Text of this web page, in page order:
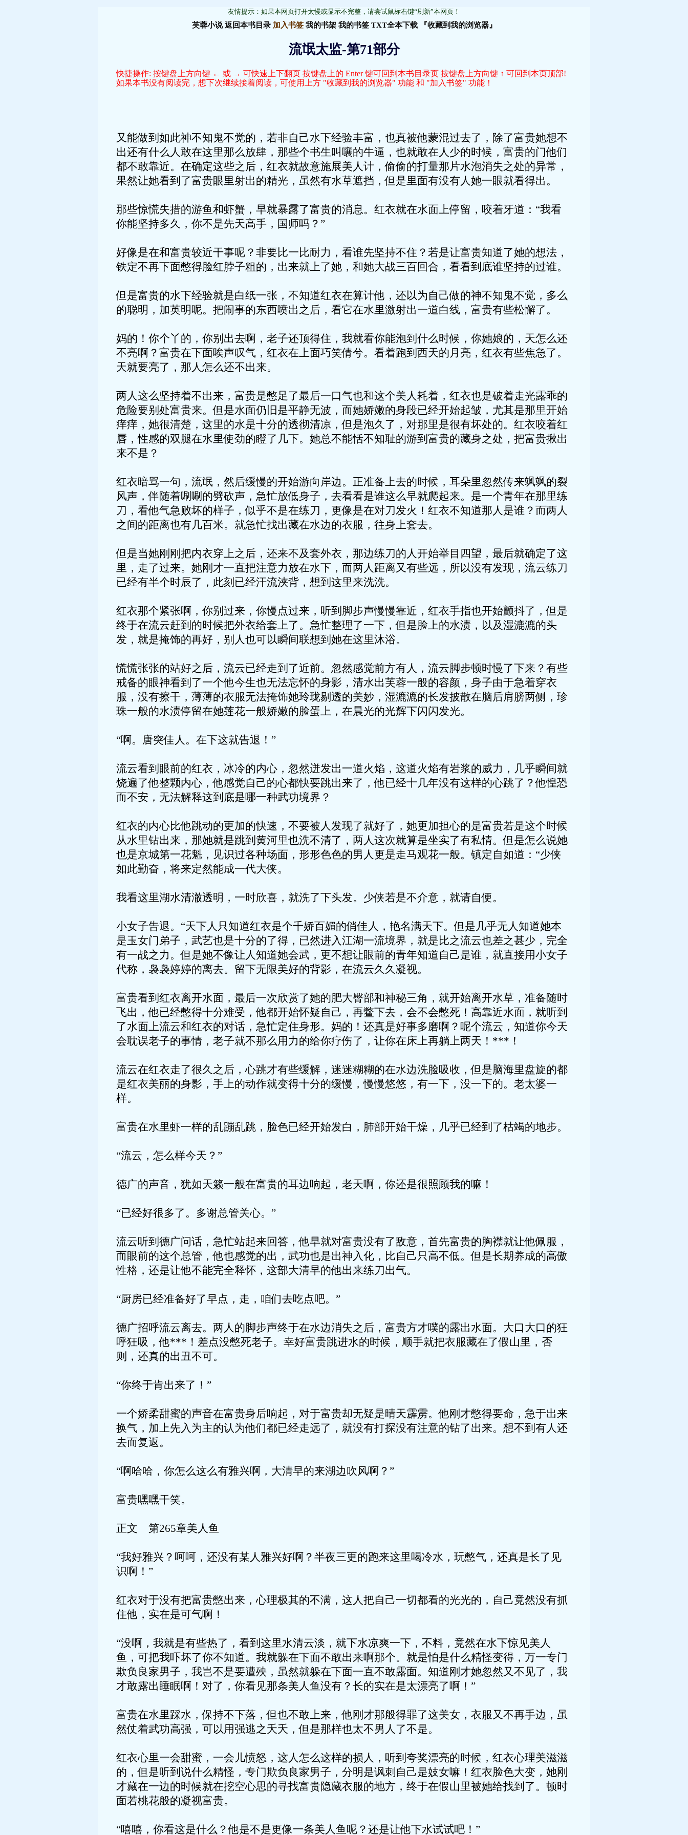
友情提示：如果本网页打开太慢或显示不完整，请尝试鼠标右键“刷新”本网页！
芙蓉小说 返回本书目录 加入书签 我的书架 我的书签 TXT全本下载 『收藏到我的浏览器』
流氓太监-第71部分
快捷操作: 按键盘上方向键 ← 或 → 可快速上下翻页 按键盘上的 Enter 键可回到本书目录页 按键盘上方向键 ↑ 可回到本页顶部!
如果本书没有阅读完，想下次继续接着阅读，可使用上方 "收藏到我的浏览器" 功能 和 "加入书签" 功能！
又能做到如此神不知鬼不觉的，若非自己水下经验丰富，也真被他蒙混过去了，除了富贵她想不
出还有什么人敢在这里那么放肆，那些个书生叫嚷的牛逼，也就敢在人少的时候，富贵的门他们
都不敢靠近。在确定这些之后，红衣就故意施展美人计，偷偷的打量那片水泡消失之处的异常，
果然让她看到了富贵眼里射出的精光，虽然有水草遮挡，但是里面有没有人她一眼就看得出。
那些惊慌失措的游鱼和虾蟹，早就暴露了富贵的消息。红衣就在水面上停留，咬着牙道：“我看
你能坚持多久，你不是先天高手，国师吗？”
好像是在和富贵较近干事呢？非要比一比耐力，看谁先坚持不住？若是让富贵知道了她的想法，
铁定不再下面憋得脸红脖子粗的，出来就上了她，和她大战三百回合，看看到底谁坚持的过谁。
但是富贵的水下经验就是白纸一张，不知道红衣在算计他，还以为自己做的神不知鬼不觉，多么
的聪明，加英明呢。把闹事的东西喷出之后，看它在水里激射出一道白线，富贵有些松懈了。
妈的！你个丫的，你别出去啊，老子还顶得住，我就看你能泡到什么时候，你她娘的，天怎么还
不亮啊？富贵在下面唉声叹气，红衣在上面巧笑倩兮。看着跑到西天的月亮，红衣有些焦急了。
天就要亮了，那人怎么还不出来。
两人这么坚持着不出来，富贵是憋足了最后一口气也和这个美人耗着，红衣也是破着走光露乖的
危险要别处富贵来。但是水面仍旧是平静无波，而她娇嫩的身段已经开始起皱，尤其是那里开始
痒痒，她很清楚，这里的水是十分的透彻清凉，但是泡久了，对那里是很有坏处的。红衣咬着红
唇，性感的双腿在水里使劲的瞪了几下。她总不能恬不知耻的游到富贵的藏身之处，把富贵揪出
来不是？
红衣暗骂一句，流氓，然后缓慢的开始游向岸边。正准备上去的时候，耳朵里忽然传来飒飒的裂
风声，伴随着唰唰的劈砍声，急忙放低身子，去看看是谁这么早就爬起来。是一个青年在那里练
刀，看他气急败坏的样子，似乎不是在练刀，更像是在对刀发火！红衣不知道那人是谁？而两人
之间的距离也有几百米。就急忙找出藏在水边的衣服，往身上套去。
但是当她刚刚把内衣穿上之后，还来不及套外衣，那边练刀的人开始举目四望，最后就确定了这
里，走了过来。她刚才一直把注意力放在水下，而两人距离又有些远，所以没有发现，流云练刀
已经有半个时辰了，此刻已经汗流浃背，想到这里来洗洗。
红衣那个紧张啊，你别过来，你慢点过来，听到脚步声慢慢靠近，红衣手指也开始颤抖了，但是
终于在流云赶到的时候把外衣给套上了。急忙整理了一下，但是脸上的水渍，以及湿漉漉的头
发，就是掩饰的再好，别人也可以瞬间联想到她在这里沐浴。
慌慌张张的站好之后，流云已经走到了近前。忽然感觉前方有人，流云脚步顿时慢了下来？有些
戒备的眼神看到了一个他今生也无法忘怀的身影，清水出芙蓉一般的容颜，身子由于急着穿衣
服，没有擦干，薄薄的衣服无法掩饰她玲珑剔透的美妙，湿漉漉的长发披散在脑后肩膀两侧，珍
珠一般的水渍停留在她莲花一般娇嫩的脸蛋上，在晨光的光辉下闪闪发光。
“啊。唐突佳人。在下这就告退！”
流云看到眼前的红衣，冰冷的内心，忽然迸发出一道火焰，这道火焰有岩浆的威力，几乎瞬间就
烧遍了他整颗内心，他感觉自己的心都快要跳出来了，他已经十几年没有这样的心跳了？他惶恐
而不安，无法解释这到底是哪一种武功境界？
红衣的内心比他跳动的更加的快速，不要被人发现了就好了，她更加担心的是富贵若是这个时候
从水里钻出来，那她就是跳到黄河里也洗不清了，两人这次就算是坐实了有私情。但是怎么说她
也是京城第一花魁，见识过各种场面，形形色色的男人更是走马观花一般。镇定自如道：“少侠
如此勤奋，将来定然能成一代大侠。
我看这里湖水清澈透明，一时欣喜，就洗了下头发。少侠若是不介意，就请自便。
小女子告退。“天下人只知道红衣是个千娇百媚的俏佳人，艳名满天下。但是几乎无人知道她本
是玉女门弟子，武艺也是十分的了得，已然进入江湖一流境界，就是比之流云也差之甚少，完全
有一战之力。但是她不像让人知道她会武，更不想让眼前的青年知道自己是谁，就直接用小女子
代称，袅袅婷婷的离去。留下无限美好的背影，在流云久久凝视。
富贵看到红衣离开水面，最后一次欣赏了她的肥大臀部和神秘三角，就开始离开水草，准备随时
飞出，他已经憋得十分难受，他都开始怀疑自己，再鳖下去，会不会憋死！高靠近水面，就听到
了水面上流云和红衣的对话，急忙定住身形。妈的！还真是好事多磨啊？呢个流云，知道你今天
会耽误老子的事情，老子就不那么用力的给你疗伤了，让你在床上再躺上两天！***！
流云在红衣走了很久之后，心跳才有些缓解，迷迷糊糊的在水边洗脸吸收，但是脑海里盘旋的都
是红衣美丽的身影，手上的动作就变得十分的缓慢，慢慢悠悠，有一下，没一下的。老太婆一
样。
富贵在水里虾一样的乱蹦乱跳，脸色已经开始发白，肺部开始干燥，几乎已经到了枯竭的地步。
“流云，怎么样今天？”
德广的声音，犹如天籁一般在富贵的耳边响起，老天啊，你还是很照顾我的嘛！
“已经好很多了。多谢总管关心。”
流云听到德广问话，急忙站起来回答，他早就对富贵没有了敌意，首先富贵的胸襟就让他佩服，
而眼前的这个总管，他也感觉的出，武功也是出神入化，比自己只高不低。但是长期养成的高傲
性格，还是让他不能完全释怀，这部大清早的他出来练刀出气。
“厨房已经准备好了早点，走，咱们去吃点吧。”
德广招呼流云离去。两人的脚步声终于在水边消失之后，富贵方才噗的露出水面。大口大口的狂
呼狂吸，他***！差点没憋死老子。幸好富贵跳进水的时候，顺手就把衣服藏在了假山里，否
则，还真的出丑不可。
“你终于肯出来了！”
一个娇柔甜蜜的声音在富贵身后响起，对于富贵却无疑是晴天霹雳。他刚才憋得要命，急于出来
换气，加上先入为主的认为他们都已经走远了，就没有打探没有注意的钻了出来。想不到有人还
去而复返。
“啊哈哈，你怎么这么有雅兴啊，大清早的来湖边吹风啊？”
富贵嘿嘿干笑。
正文 第265章美人鱼
“我好雅兴？呵呵，还没有某人雅兴好啊？半夜三更的跑来这里喝冷水，玩憋气，还真是长了见
识啊！”
红衣对于没有把富贵憋出来，心理极其的不满，这人把自己一切都看的光光的，自己竟然没有抓
住他，实在是可气啊！
“没啊，我就是有些热了，看到这里水清云淡，就下水凉爽一下，不料，竟然在水下惊见美人
鱼，可把我吓坏了你不知道。我就躲在下面不敢出来啊那个。就是怕是什么精怪变得，万一专门
欺负良家男子，我岂不是要遭殃，虽然就躲在下面一直不敢露面。知道刚才她忽然又不见了，我
才敢露出睡眠啊！对了，你看见那条美人鱼没有？长的实在是太漂亮了啊！”
富贵在水里踩水，保持不下落，但也不敢上来，他刚才那般得罪了这美女，衣服又不再手边，虽
然仗着武功高强，可以用强逃之夭夭，但是那样也太不男人了不是。
红衣心里一会甜蜜，一会儿愤怒，这人怎么这样的损人，听到夸奖漂亮的时候，红衣心理美滋滋
的，但是听到说什么精怪，专门欺负良家男子，分明是讽刺自己是妓女嘛！红衣脸色大变，她刚
才藏在一边的时候就在挖空心思的寻找富贵隐藏衣服的地方，终于在假山里被她给找到了。顿时
面若桃花般的凝视富贵。
“嘻嘻，你看这是什么？他是不是更像一条美人鱼呢？还是让他下水试试吧！”